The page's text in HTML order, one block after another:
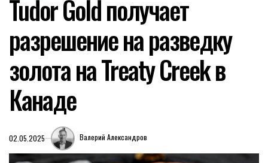
Tudor Gold получает
разрешение на разведку
золота на Treaty Creek в
Канаде
02.05.2025 Валерий Александров